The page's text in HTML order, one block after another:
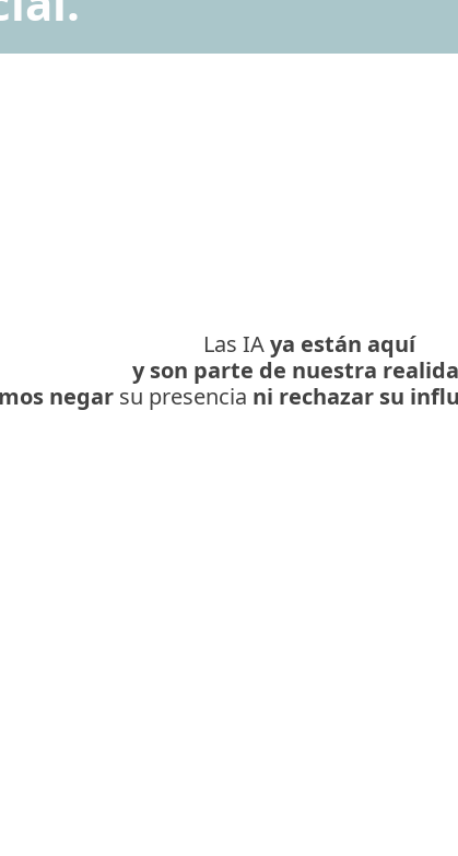
Las IAya están aquí
y son parte de nuestra
negarsu presencia ni rechazar su